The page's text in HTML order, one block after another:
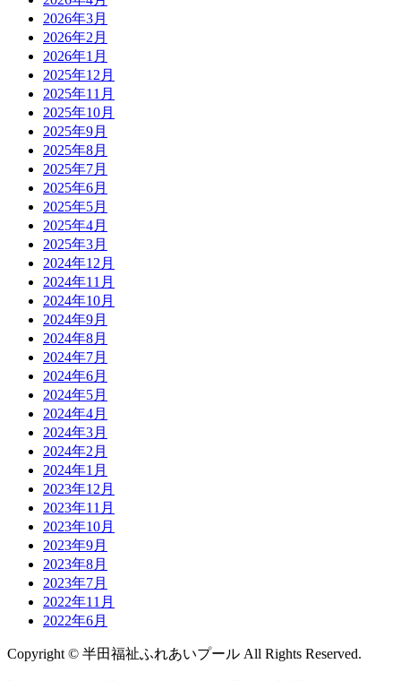
2026年3月
2026年2月
2026年1月
2025年12月
2025年11月
2025年10月
2025年9月
2025年8月
2025年7月
2025年6月
2025年5月
2025年4月
2025年3月
2024年12月
2024年11月
2024年10月
2024年9月
2024年8月
2024年7月
2024年6月
2024年5月
2024年4月
2024年3月
2024年2月
2024年1月
2023年12月
2023年11月
2023年10月
2023年9月
2023年8月
2023年7月
2022年11月
2022年6月
Copyright © 半田福祉ふれあいプール All Rights Reserved.